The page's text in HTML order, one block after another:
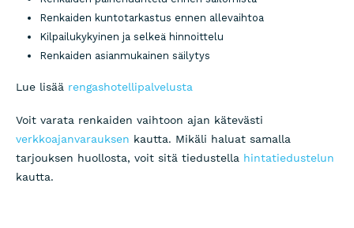
Renkaiden kuntotarkastus ennen allevaihtoa
Kilpailukykyinen ja selkeä hinnoittelu
Renkaiden asianmukainen säilytys
Lue lisää rengashotellipalvelusta
Voit varata renkaiden vaihtoon ajan kätevästi
verkkoajanvarauksen kautta. Mikäli haluat samalla
tarjouksen huollosta, voit sitä tiedustella hintatiedustelun
kautta.